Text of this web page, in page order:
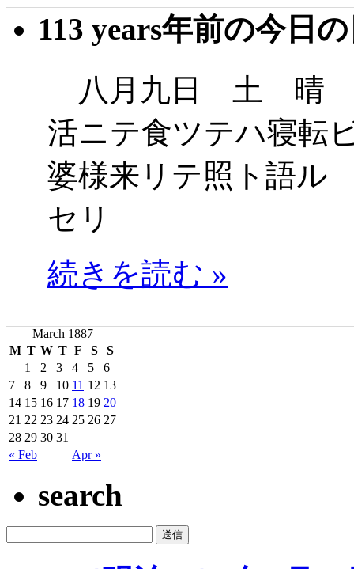
113 years年前の今日
八月九日 土 晴
活ニテ食ツテハ寝転
婆様来リテ照ト語ル
セリ
続きを読む »
March 1887
M T W T F S S
« Feb Apr »
1 2 3 4 5
6
7
8 9 10 11 12 13
14 15 16 17 18 19 20
21 22 23 24 25 26 27
28 29 30 31
search